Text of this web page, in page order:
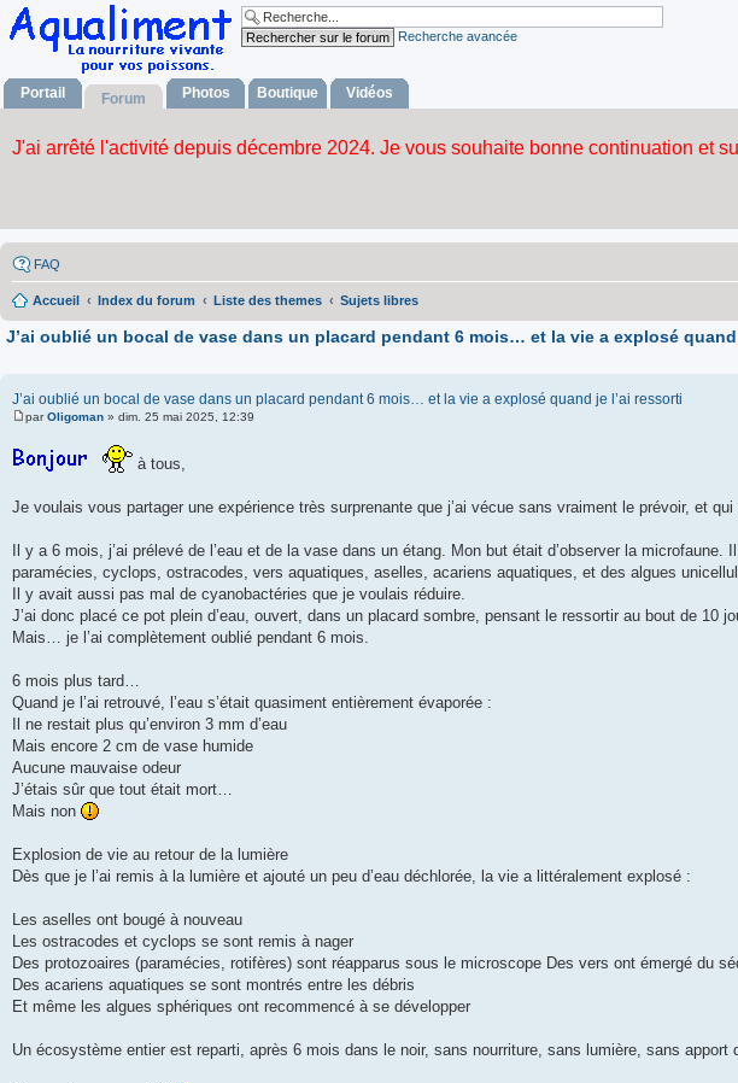
Recherche avancée
Portail Forum Photos Boutique Vidéos
FAQ
Accueil Index du forum Liste des themes Sujets libres
J’ai oublié un bocal de vase dans un placard pendant 6 mois… et la vie a explosé quand
J’ai oublié un bocal de vase dans un placard pendant 6 mois… et la vie a explosé quand je l’ai ressorti
s
e
parOligoman » dim. 25 mai 2025, 12:39
à tous,
Je voulais vous partager une expérience très surprenante que j’ai vécue sans vraiment le prévoir, et
Il y a 6 mois, j’ai prélevé de l’eau et de la vase dans un étang. Mon but était d’observer la
paramécies, cyclops, ostracodes, vers aquatiques, aselles, acariens aquatiques, et des algues
Il y avait aussi pas mal de cyanobactéries que je voulais réduire.
J’ai donc placé ce pot plein d’eau, ouvert, dans un placard sombre, pensant le ressortir au bout de 10
Mais… je l’ai complètement oublié pendant 6 mois.
6 mois plus tard…
Quand je l’ai retrouvé, l’eau s’était quasiment entièrement évaporée :
Il ne restait plus qu’environ 3 mm d’eau
Mais encore 2 cm de vase humide
Aucune mauvaise odeur
J’étais sûr que tout était mort…
Mais non
Explosion de vie au retour de la lumière
Dès que je l’ai remis à la lumière et ajouté un peu d’eau déchlorée, la vie a littéralement explosé :
Les aselles ont bougé à nouveau
Les ostracodes et cyclops se sont remis à nager
Des protozoaires (paramécies, rotifères) sont réapparus sous le microscope Des vers ont émergé du
Des acariens aquatiques se sont montrés entre les débris
Et même les algues sphériques ont recommencé à se développer
Un écosystème entier est reparti, après 6 mois dans le noir, sans nourriture, sans lumière, sans apport